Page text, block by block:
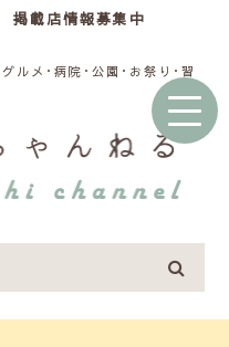
掲載店情報募集中
ルメ･病院･公園･お祭り･習